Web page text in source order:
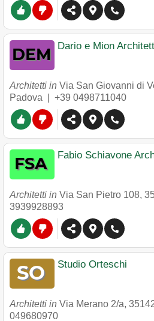
Dario e Mion
Architetti in Via San Giovanni di
Padova
+39 0498711040
Fabio Schiavone
Architetti in Via San Pietro 108,
3939928893
Studio Orteschi
Architetti in Via Merano 2/a,
049680970